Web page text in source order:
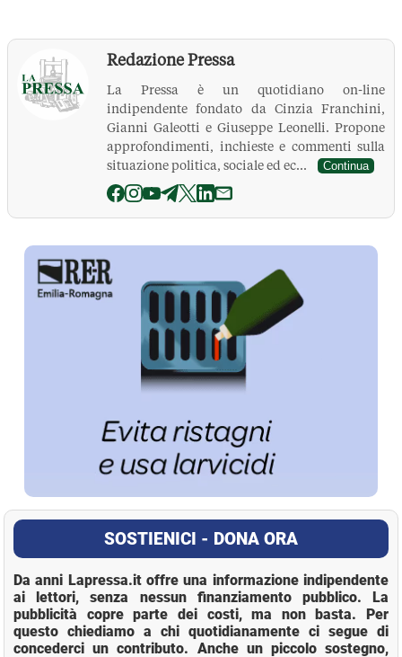
Redazione Pressa
La Pressa è un quotidiano on-line
indipendente fondato da Cinzia Franchini,
Gianni Galeotti e Giuseppe Leonelli. Propone
approfondimenti, inchieste e commenti sulla
situazione politica, sociale ed ec...
Continua
La Pressa
SOSTIENICI - DONA ORA
Da anni Lapressa.it offre una informazione indipendente
ai lettori, senza nessun finanziamento pubblico. La
pubblicità copre parte dei costi, ma non basta. Per
questo chiediamo a chi quotidianamente ci segue di
concederci un contributo. Anche un piccolo sostegno,